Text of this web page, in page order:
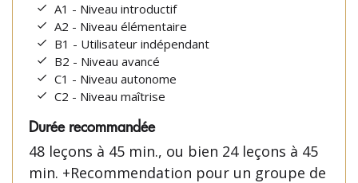
A1 - Niveau introductif
A2 - Niveau élémentaire
B1 - Utilisateur indépendant
B2 - Niveau avancé
C1 - Niveau autonome
C2 - Niveau maîtrise
Durée recommandée
48 leçons à 45 min., ou bien 24 leçons à 45
min. +Recommendation pour un groupe de